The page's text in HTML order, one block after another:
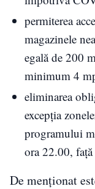
permiterea
magazinele
egală de 200
minimum 4
eliminarea
excepţia
programului
ora 22.00,
De menționat